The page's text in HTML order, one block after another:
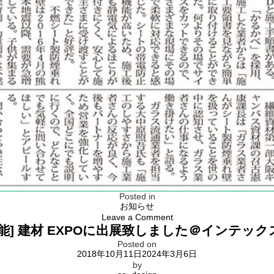
Posted in
お知らせ
Leave a Commenton
株
式
会
社
] 建材 EXPOに出展致しました＠インテック
Posted on
2018年10月11日2024年3月6日
by